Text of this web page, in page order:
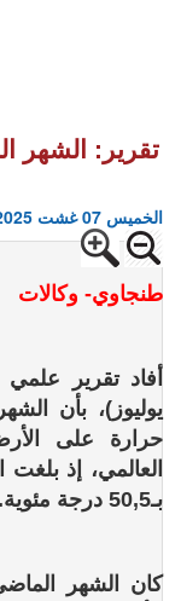
تقرير: الشهر
الخميس 07 غشت 2025 - 14:04
طنجاوي- وكالات
يوليوز)، بأن
حرارة على
العالمي، إذ
بـ50,5 درجة مئوية.
كان الشهر